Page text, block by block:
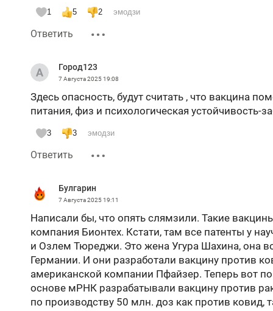
1 5 2 эмодзи
Ответить
Город123
7 Августа 202519:08
Здесь опасность, будут считать , что вакцина
питания, физ и психологическая устойчивость-
3 3 эмодзи
Ответить
Булгарин
7 Августа 202519:11
Написали бы, что опять слямзили. Такие
компания Бионтех. Кстати, там все патенты у
и Озлем Тюреджи. Это жена Угура Шахина, она
Германии. И они разработали вакцину против
американской компании Пфайзер. Теперь вот
основе мРНК разрабатывали вакцину против
по производству 50 млн. доз как против ковид,